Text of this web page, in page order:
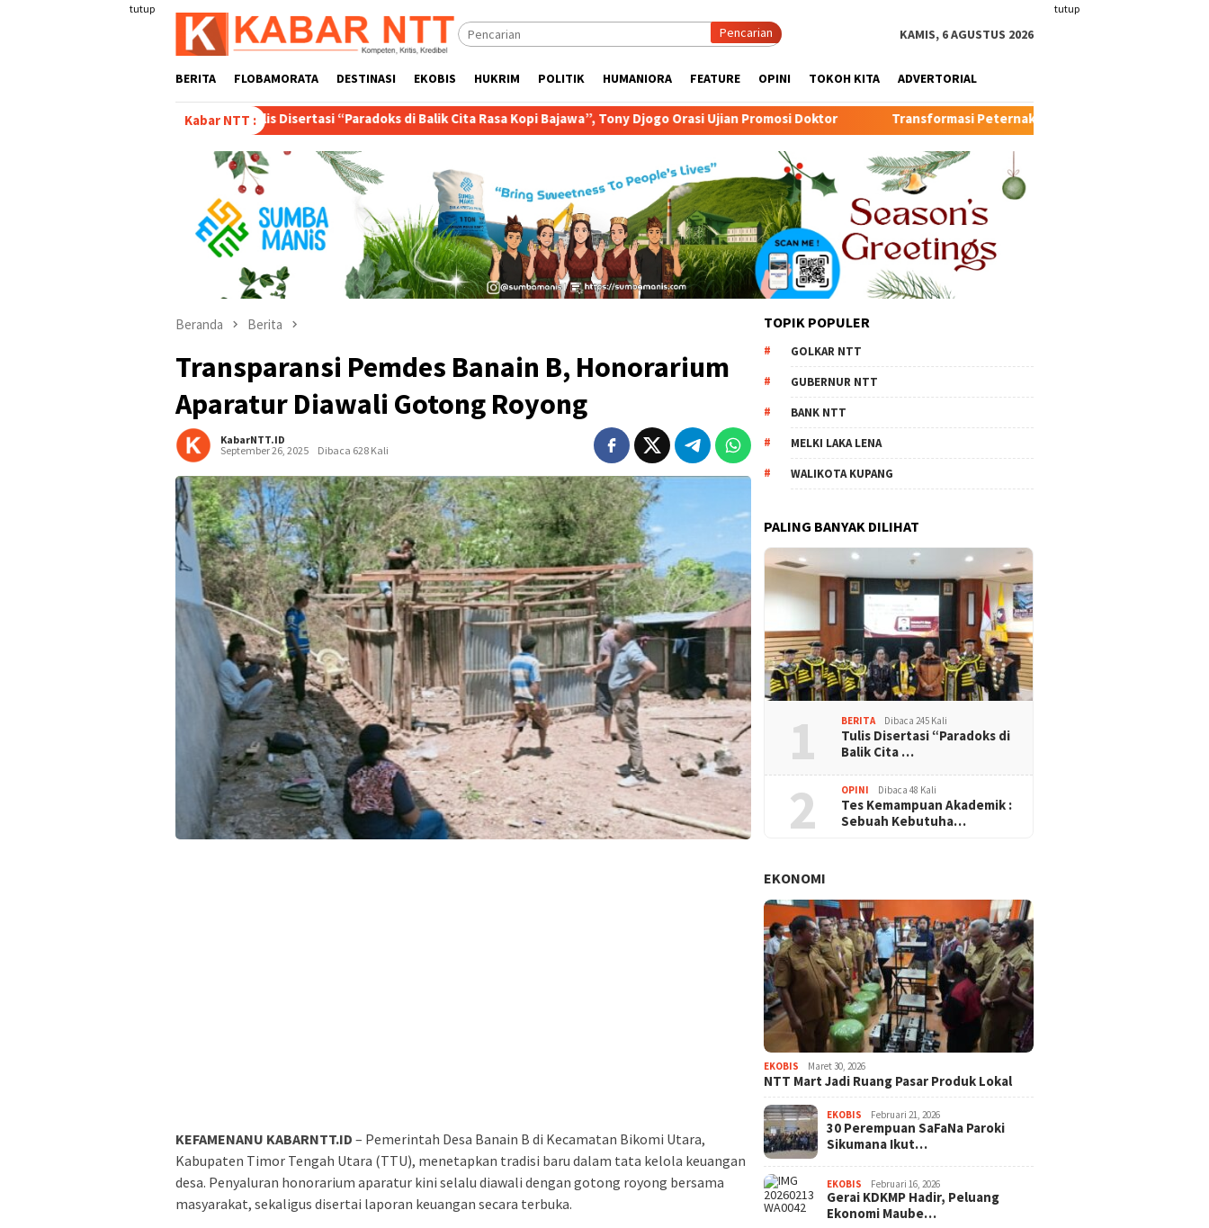
tutup tutup
Pencarian KAMIS, 6 AGUSTUS 2026
BERITA FLOBAMORATA DESTINASI EKOBIS HUKRIM POLITIK HUMANIORA FEATURE OPINI TOKOH KITA ADVERTORIAL
Kabar NTT :
Tulis Disertasi “Paradoks di Balik Cita Rasa Kopi Bajawa”, Tony Djogo Orasi Ujian Promosi Doktor Transformasi Peternakan Modern TTU: Kunci Baru Pertumbuhan Ekonomi dan
Beranda Berita
Transparansi Pemdes Banain B, Honorarium
Aparatur Diawali Gotong Royong
KabarNTT.ID
September 26, 2025
Dibaca 628 Kali
KEFAMENANU KABARNTT.ID – Pemerintah Desa Banain B di Kecamatan Bikomi Utara,
Kabupaten Timor Tengah Utara (TTU), menetapkan tradisi baru dalam tata kelola keuangan
desa. Penyaluran honorarium aparatur kini selalu diawali dengan gotong royong bersama
masyarakat, sekaligus disertai laporan keuangan secara terbuka.
TOPIK POPULER
GOLKAR NTT
GUBERNUR NTT
BANK NTT
MELKI LAKA LENA
WALIKOTA KUPANG
PALING BANYAK DILIHAT
1 BERITA Dibaca 245 Kali
Tulis Disertasi “Paradoks di
Balik Cita …
2 OPINI Dibaca 48 Kali
Tes Kemampuan Akademik :
Sebuah Kebutuha…
EKONOMI
EKOBIS Maret 30, 2026
NTT Mart Jadi Ruang Pasar Produk Lokal
EKOBIS Februari 21, 2026
30 Perempuan SaFaNa Paroki
Sikumana Ikut…
EKOBIS Februari 16, 2026
Gerai KDKMP Hadir, Peluang
Ekonomi Maube…